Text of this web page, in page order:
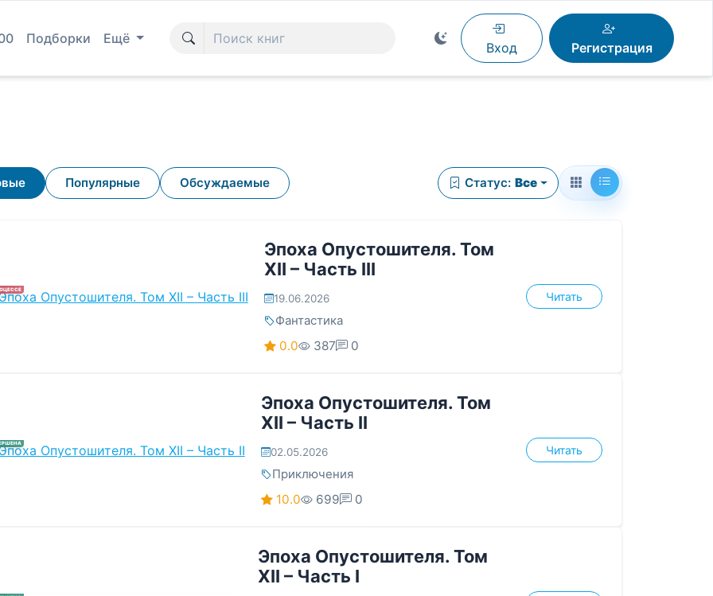
Подборки Ещё
Вход Регистрация
Популярные Обсуждаемые Статус: Все
Эпоха Опустошителя. Том
XII – Часть III
19.06.2026
Фантастика
0.0
387 0
Читать
Эпоха Опустошителя. Том
XII – Часть II
02.05.2026
Приключения
10.0
699 0
Читать
Эпоха Опустошителя. Том
XII – Часть I